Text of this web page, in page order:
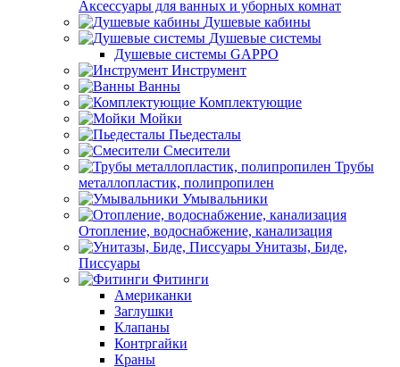
Аксессуары для ванных и уборных комнат
Душевые кабины
Душевые системы
Душевые системы GAPPO
Инструмент
Ванны
Комплектующие
Мойки
Пьедесталы
Смесители
Трубы
металлопластик, полипропилен
Умывальники
Отопление, водоснабжение, канализация
Унитазы, Биде,
Писсуары
Фитинги
Американки
Заглушки
Клапаны
Контргайки
Краны